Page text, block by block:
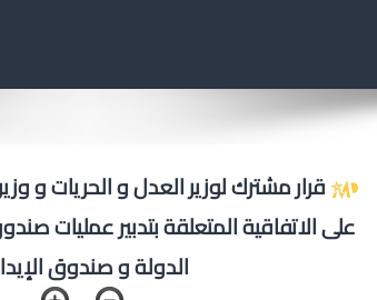
قرار مشترك لوزير العدل و الحريات و
على الاتفاقية المتعلقة بتدبير عمليات
الدولة و صندوق